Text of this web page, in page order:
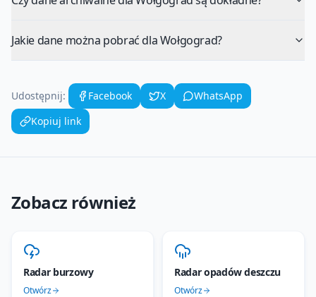
Jakie dane można pobrać dla Wołgograd?
Udostępnij: Facebook X
WhatsApp
Kopiuj link
Zobacz również
Radar burzowy
Otwórz
Radar opadów deszczu
Otwórz